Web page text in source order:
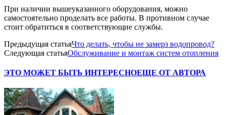
При наличии вышеуказанного оборудования, можно
самостоятельно проделать все работы. В противном случае
стоит обратиться в соответствующие службы.
Предыдущая статьяЧто делать, чтобы не замерз водопровод?
Следующая статьяОбслуживание и монтаж систем отопления
ЭТО МОЖЕТ БЫТЬ ИНТЕРЕСНОЕЩЕ ОТ АВТОРА